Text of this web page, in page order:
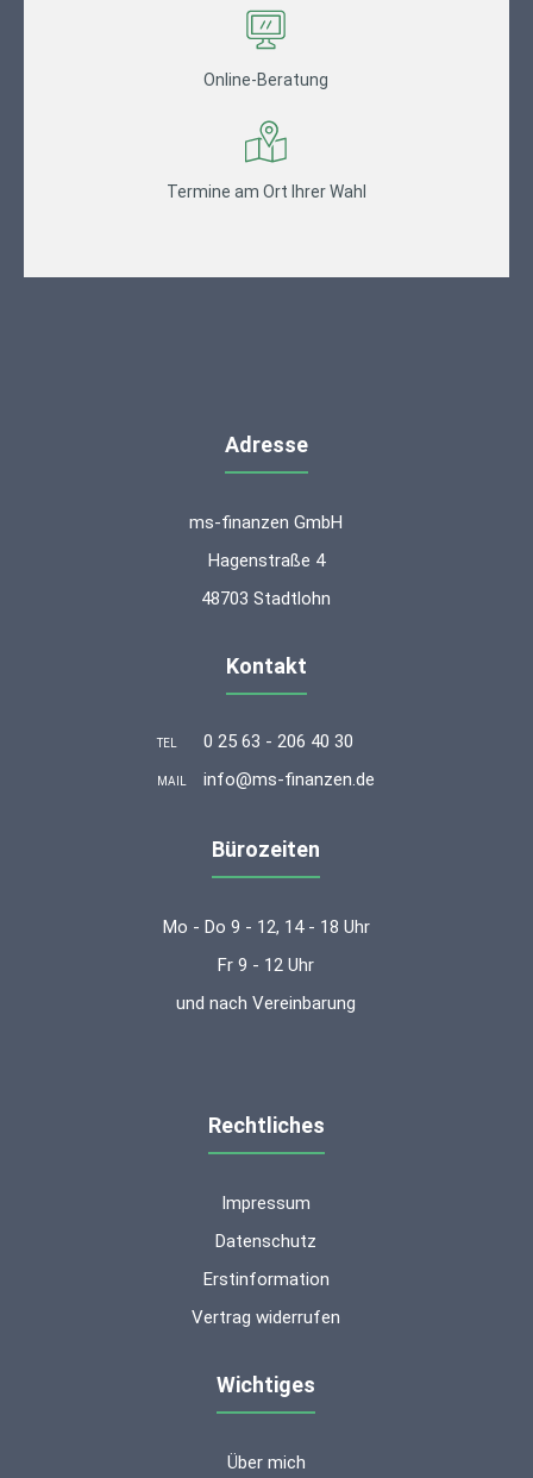
Online-Beratung
Termine am Ort Ihrer Wahl
Adresse
ms-finanzen GmbH
Hagenstraße 4
48703 Stadtlohn
Kontakt
TEL 0 25 63 - 206 40 30
MAIL info@ms-finanzen.de
Bürozeiten
Mo - Do 9 - 12, 14 - 18 Uhr
Fr 9 - 12 Uhr
und nach Vereinbarung
Rechtliches
Impressum
Datenschutz
Erstinformation
Vertrag widerrufen
Wichtiges
Über mich